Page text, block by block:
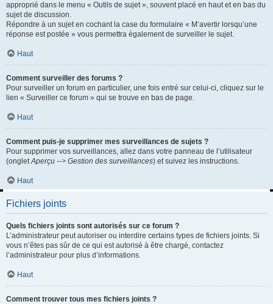
approprié dans le menu « Outils de sujet », souvent placé en haut et en bas du
sujet de discussion.
Répondre à un sujet en cochant la case du formulaire « M’avertir lorsqu’une
réponse est postée » vous permettra également de surveiller le sujet.
Haut
Comment surveiller des forums ?
Pour surveiller un forum en particulier, une fois entré sur celui-ci, cliquez sur le
lien « Surveiller ce forum » qui se trouve en bas de page.
Haut
Comment puis-je supprimer mes surveillances de sujets ?
Pour supprimer vos surveillances, allez dans votre panneau de l’utilisateur
(ongletAperçu --> Gestion des surveillances) et suivez les instructions.
Haut
Fichiers joints
Quels fichiers joints sont autorisés sur ce forum ?
L’administrateur peut autoriser ou interdire certains types de fichiers joints. Si
vous n’êtes pas sûr de ce qui est autorisé à être chargé, contactez
l’administrateur pour plus d’informations.
Haut
Comment trouver tous mes fichiers joints ?